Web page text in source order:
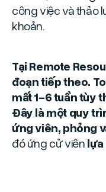
công việc và thảo
khoản.
Tại Remote
đoạn tiếp theo.
mất 1-6 tuần tùy
Đây là một quy
ứng viên, phỏng
đó ứng cử viên lựa